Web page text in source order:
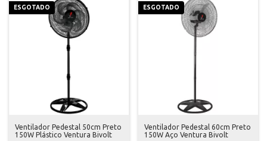
ESGOTADO
Ventilador Pedestal 50cm Preto
150W Plástico Ventura Bivolt
ESGOTADO
Ventilador Pedestal 60cm Preto
150W Aço Ventura Bivolt